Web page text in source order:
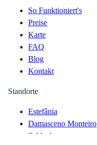
So Funktioniert's
Preise
Karte
FAQ
Blog
Kontakt
Standorte
Estefânia
Damasceno Monteiro
Saldanha